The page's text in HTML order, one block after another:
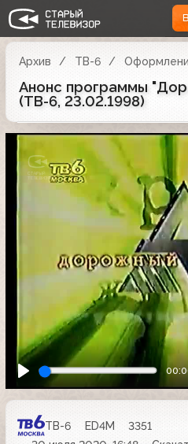
Архив ТВ-6
Анонс программы
(ТВ-6, 23.02.1998)
ТВ-6 ED4M
3351